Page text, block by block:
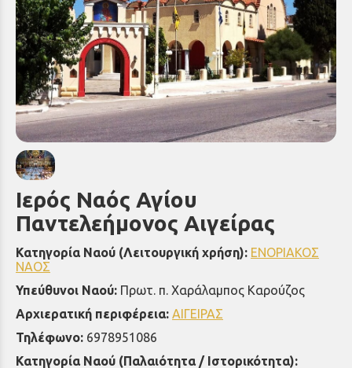
Ιερός Ναός Αγίου
Παντελεήμονος Αιγείρας
Κατηγορία Ναού (Λειτουργική χρήση): ΕΝΟΡΙΑΚΟΣ
ΝΑΟΣ
Υπεύθυνοι Ναού: Πρωτ. π. Χαράλαμπος Καρούζος
Αρχιερατική περιφέρεια: ΑΙΓΕΙΡΑΣ
Τηλέφωνο: 6978951086
Κατηγορία Ναού (Παλαιότητα / Ιστορικότητα):